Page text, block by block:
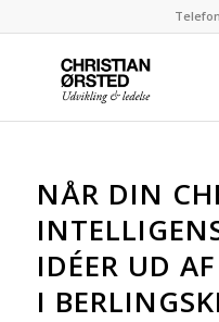
NÅR DIN
IDÉER UD
I